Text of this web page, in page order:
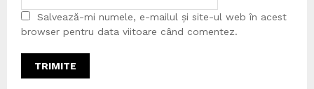
Salvează-mi numele, e-mailul și site-ul web în acest
browser pentru data viitoare când comentez.